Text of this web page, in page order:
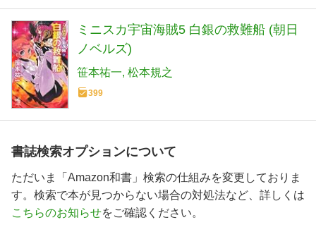
ミニスカ宇宙海賊5 白銀の救難船 (朝日
ノベルズ)
笹本祐一 松本規之
399
書誌検索オプションについて
ただいま「Amazon和書」検索の仕組みを変更しておりま
す。検索で本が見つからない場合の対処法など、詳しくは
こちらのお知らせをご確認ください。